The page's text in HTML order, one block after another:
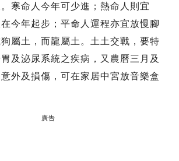
寒命人今年可少進；熱命人則宜
今年起步；平命人運程亦宜放慢腳
屬土，而龍屬土。土土交戰，要特
及泌尿系統之疾病，又農曆三月及
外及損傷，可在家居中宮放音樂盒
廣告